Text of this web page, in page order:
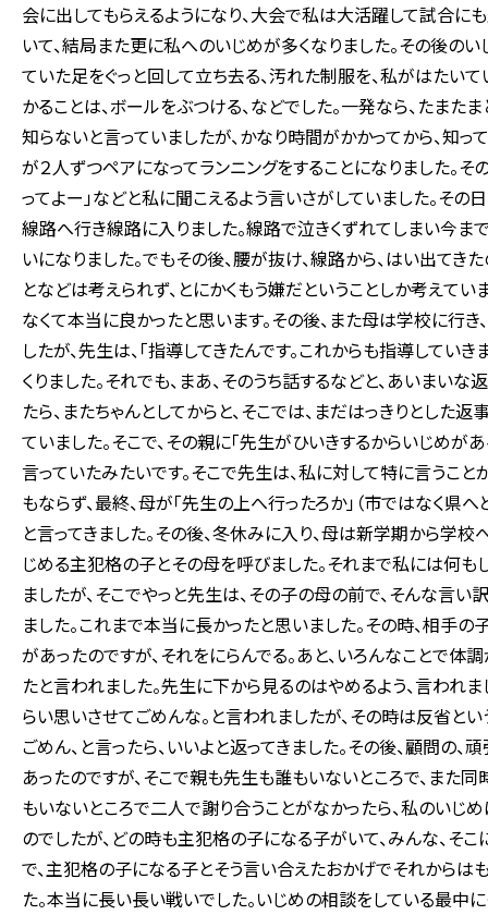
会に出してもらえるようになり、大会で私は大活躍して試合に
いて、結局また更に私へのいじめが多くなりました。その後の
ていた足をぐっと回して立ち去る、汚れた制服を、私がはたい
かることは、ボールをぶつける、などでした。一発なら、たま
知らないと言っていましたが、かなり時間がかかってから、知
が２人ずつペアになってランニングをすることになりました。そ
ってよー」などと私に聞こえるよう言いさがしていました。そ
線路へ行き線路に入りました。線路で泣きくずれてしまい今ま
いになりました。でもその後、腰が抜け、線路から、はい出て
となどは考えられず、とにかくもう嫌だということしか考えて
なくて本当に良かったと思います。その後、また母は学校に行
したが、先生は、「指導してきたんです。これからも指導して
くりました。それでも、まあ、そのうち話するなどと、あいまい
たら、またちゃんとしてからと、そこでは、まだはっきりとした
ていました。そこで、その親に「先生がひいきするからいじめ
言っていたみたいです。そこで先生は、私に対して特に言うこ
もならず、最終、母が「先生の上へ行ったろか」（市ではなく県
と言ってきました。その後、冬休みに入り、母は新学期から学校
じめる主犯格の子とその母を呼びました。それまで私には何
ましたが、そこでやっと先生は、その子の母の前で、そんな言
ました。これまで本当に長かったと思いました。その時、相手
があったのですが、それをにらんでる。あと、いろんなことで体
たと言われました。先生に下から見るのはやめるよう、言われ
らい思いさせてごめんな。と言われましたが、その時は反省と
ごめん、と言ったら、いいよと返ってきました。その後、顧問
あったのですが、そこで親も先生も誰もいないところで、また
もいないところで二人で謝り合うことがなかったら、私のいじ
のでしたが、どの時も主犯格の子になる子がいて、みんな、そこ
で、主犯格の子になる子とそう言い合えたおかげでそれからは
た。本当に長い長い戦いでした。いじめの相談をしている最中